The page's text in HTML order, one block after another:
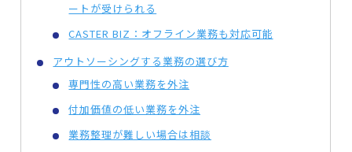
ートが受けられる
CASTER BIZ：オフライン業務も対応可能
アウトソーシングする業務の選び方
専門性の高い業務を外注
付加価値の低い業務を外注
業務整理が難しい場合は相談